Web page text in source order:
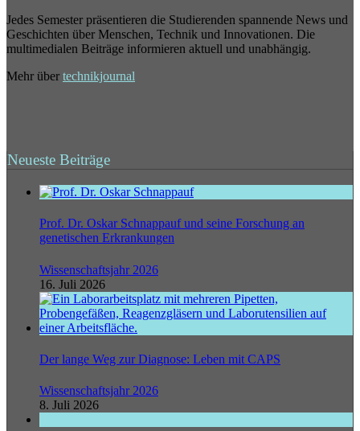
Jedes Semester präsentieren die Studierenden spannende News und
Geschichten über Menschen, Technik und Innovationen. Die
multimedialen Beiträge informieren aktuell und unabhängig.
Mehr über technikjournal
Neueste Beiträge
Prof. Dr. Oskar Schnappauf und seine Forschung an
genetischen Erkrankungen
Wissenschaftsjahr 2026
16. Juli 2026
Der lange Weg zur Diagnose: Leben mit CAPS
Wissenschaftsjahr 2026
8. Juli 2026